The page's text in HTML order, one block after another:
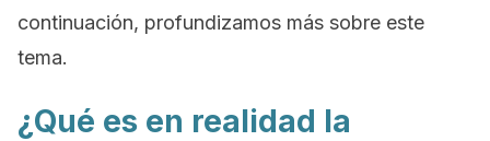
continuación, profundizamos más sobre este
tema.
¿Qué es en realidad la